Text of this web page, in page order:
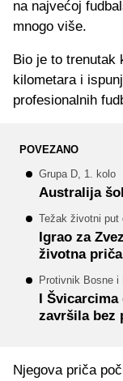
na najvećoj
mnogo više.
Bio je to trenutak
kilometara i
profesionalnih
POVEZANO
Grupa D, 1. kolo
Australija
Težak životni put
Igrao za
životna
Protivnik Bosne i
I Švicarcima
završila bez
Njegova priča